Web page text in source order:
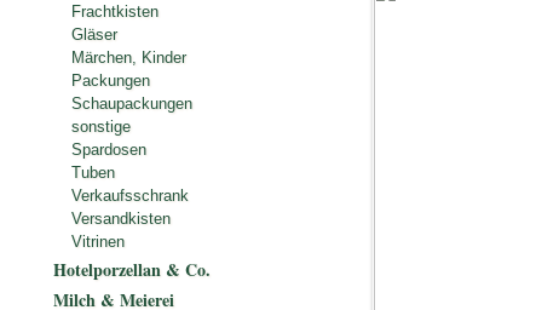
Frachtkisten
Gläser
Märchen, Kinder
Packungen
Schaupackungen
sonstige
Spardosen
Tuben
Verkaufsschrank
Versandkisten
Vitrinen
Hotelporzellan & Co.
Milch & Meierei